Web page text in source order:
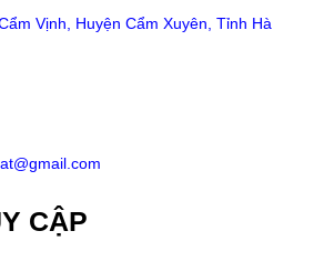
Vịnh, Huyện Cẩm Xuyên, Tỉnh Hà
CẬP